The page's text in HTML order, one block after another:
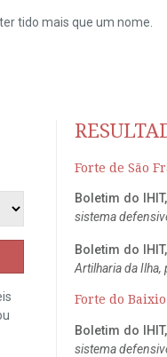
tido mais que um nome.
Forte de São
Boletim do
sistema
Boletim do
Artilharia da Ilha,
Forte do Baixio
Boletim do
sistema